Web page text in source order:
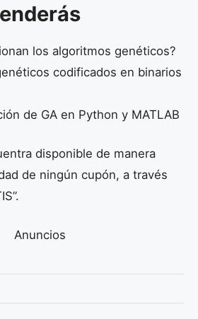
los algoritmos genéticos?
codificados en binarios
de GA en Python y MATLAB
disponible de manera
de ningún cupón, a través
Anuncios